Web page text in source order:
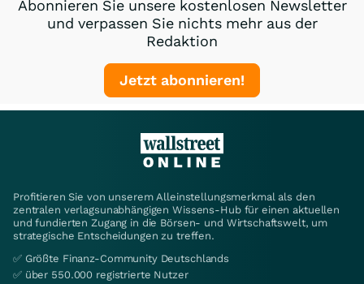
Abonnieren Sie unsere kostenlosen Newsletter
und verpassen Sie nichts mehr aus der
Redaktion
Jetzt abonnieren!
Profitieren Sie von unserem Alleinstellungsmerkmal als den
zentralen verlagsunabhängigen Wissens-Hub für einen aktuellen
und fundierten Zugang in die Börsen- und Wirtschaftswelt, um
strategische Entscheidungen zu treffen.
✅ Größte Finanz-Community Deutschlands
✅ über 550.000 registrierte Nutzer